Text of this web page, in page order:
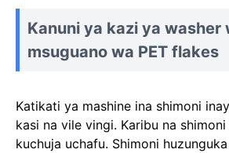
Kanuni ya kazi ya washer
msuguano wa PET flakes
Katikati ya mashine ina shimoni
kasi na vile vingi. Karibu na
kuchuja uchafu. Shimoni